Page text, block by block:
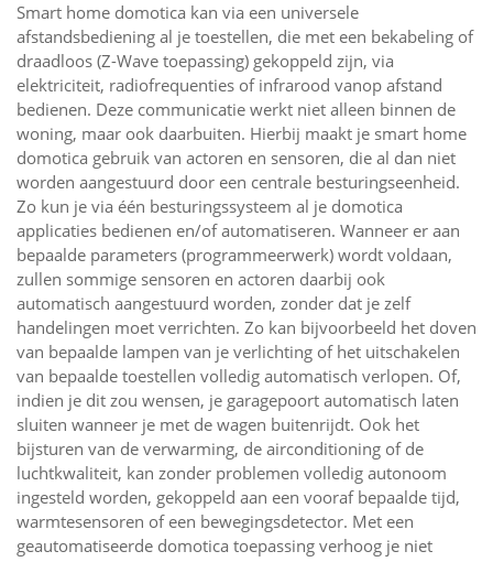
Smart home domotica kan via een universele
afstandsbediening al je toestellen, die met een bekabeling of
draadloos (Z-Wave toepassing) gekoppeld zijn, via
elektriciteit, radiofrequenties of infrarood vanop afstand
bedienen. Deze communicatie werkt niet alleen binnen de
woning, maar ook daarbuiten. Hierbij maakt je smart home
domotica gebruik van actoren en sensoren, die al dan niet
worden aangestuurd door een centrale besturingseenheid.
Zo kun je via één besturingssysteem al je domotica
applicaties bedienen en/of automatiseren. Wanneer er aan
bepaalde parameters (programmeerwerk) wordt voldaan,
zullen sommige sensoren en actoren daarbij ook
automatisch aangestuurd worden, zonder dat je zelf
handelingen moet verrichten. Zo kan bijvoorbeeld het doven
van bepaalde lampen van je verlichting of het uitschakelen
van bepaalde toestellen volledig automatisch verlopen. Of,
indien je dit zou wensen, je garagepoort automatisch laten
sluiten wanneer je met de wagen buitenrijdt. Ook het
bijsturen van de verwarming, de airconditioning of de
luchtkwaliteit, kan zonder problemen volledig autonoom
ingesteld worden, gekoppeld aan een vooraf bepaalde tijd,
warmtesensoren of een bewegingsdetector. Met een
geautomatiseerde domotica toepassing verhoog je niet